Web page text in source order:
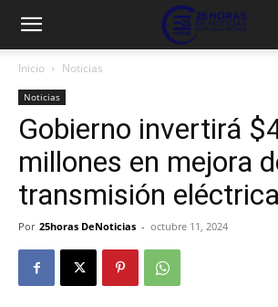
Inicio Noticias
Noticias
Gobierno invertirá
millones en mejora
transmisión eléctrica
Por 25horas DeNoticias - octubre 11, 2024